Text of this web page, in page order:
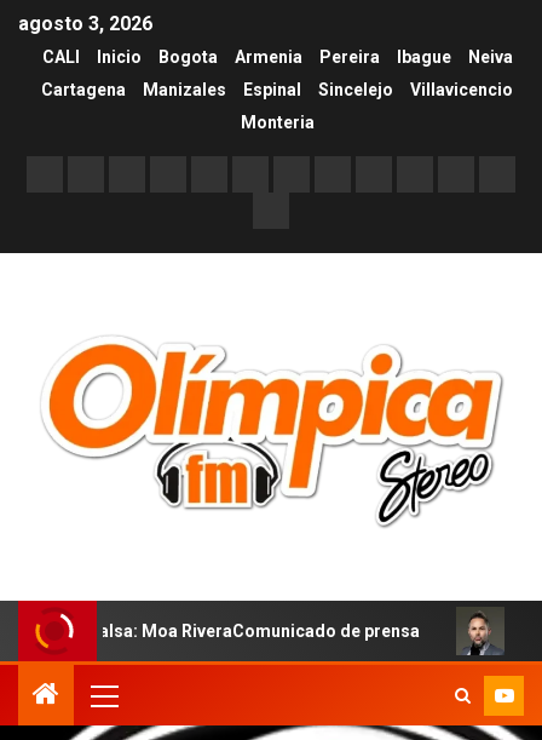
agosto 3, 2026
CALI Inicio Bogota Armenia Pereira Ibague
Neiva
Cartagena
Manizales Espinal Sincelejo
Villavicencio
Monteria
Moa RiveraComunicado de prensa MARCOS